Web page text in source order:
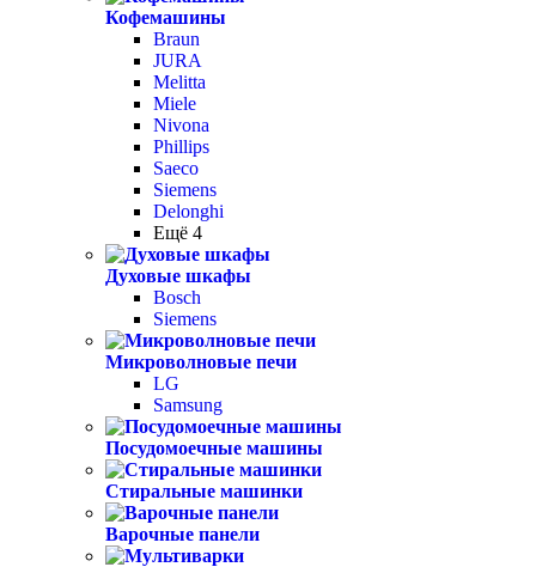
Кофемашины
Braun
JURA
Melitta
Miele
Nivona
Phillips
Saeco
Siemens
Delonghi
Ещё 4
Духовые шкафы
Bosch
Siemens
Микроволновые печи
LG
Samsung
Посудомоечные машины
Стиральные машинки
Варочные панели